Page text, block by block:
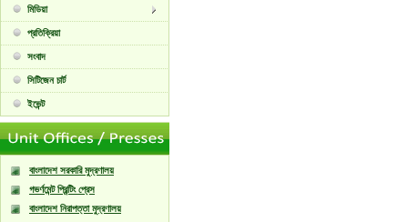
মিডিয়া
প্রতিক্রিয়া
সংবাদ
সিটিজেন চার্ট
ইভেন্ট
বাংলাদেশ সরকারি মুদ্রণালয়
গভর্ণমেন্ট প্রিন্টিং প্রেস
বাংলাদেশ নিরাপত্তা মুদ্রণালয়